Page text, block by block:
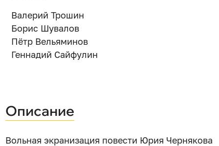
Валерий Трошин
Борис Шувалов
Пётр Вельяминов
Геннадий Сайфулин
Описание
Вольная экранизация повести Юрия Чернякова